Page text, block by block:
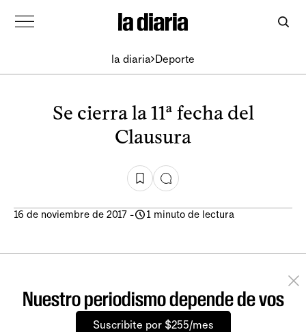
la diaria Deporte
Se cierra la 11ª fecha del
Clausura
16 de noviembre de 2017 - 1 minuto de lectura
Nuestro periodismo depende de vos
Suscribite por $255/mes